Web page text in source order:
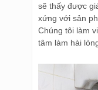
sẽ thấy được
xứng với sản
Chúng tôi làm
tâm làm hài